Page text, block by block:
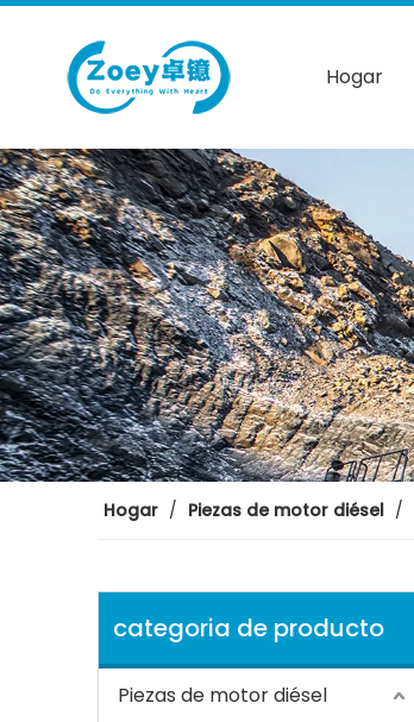
Hogar
Hogar / Piezas de motor diésel /
categoria de producto
Piezas de motor diésel